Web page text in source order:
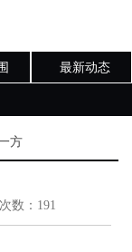
最新动态
方
数：191